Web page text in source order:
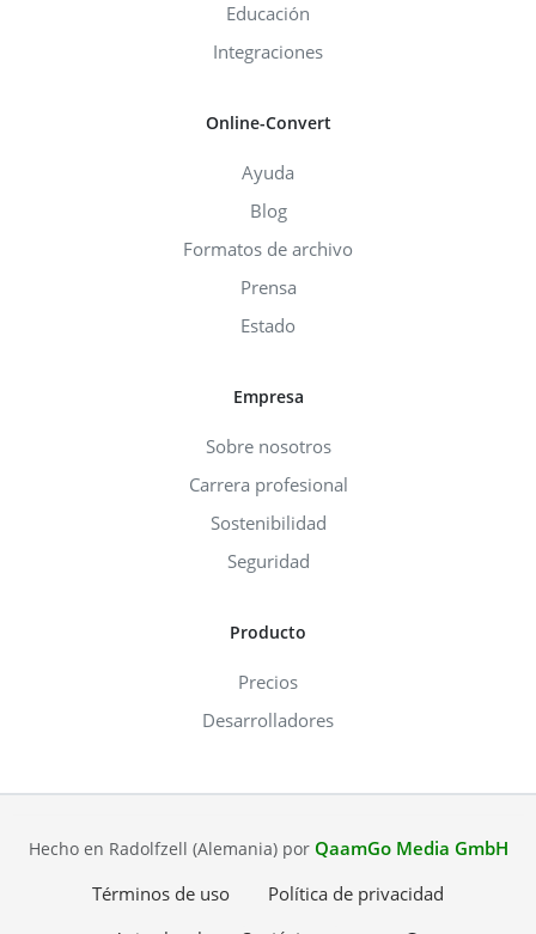
Educación
Integraciones
Online-Convert
Ayuda
Blog
Formatos de archivo
Prensa
Estado
Empresa
Sobre nosotros
Carrera profesional
Sostenibilidad
Seguridad
Producto
Precios
Desarrolladores
Hecho en Radolfzell (Alemania) por QaamGo Media GmbH
Términos de uso
Política de privacidad